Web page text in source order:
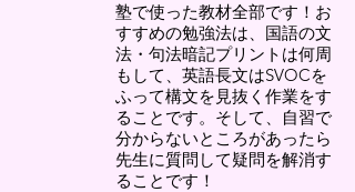
塾で使った教材全部です！お
すすめの勉強法は、国語の文
法・句法暗記プリントは何周
もして、英語長文はSVOCを
ふって構文を見抜く作業をす
ることです。そして、自習で
分からないところがあったら
先生に質問して疑問を解消す
ることです！